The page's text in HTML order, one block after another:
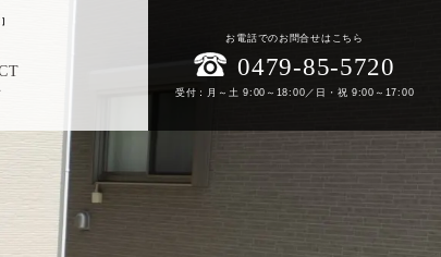
お電話でのお問合せはこちら
0479-85-5720
受付：月～土 9:00～18:00／日・祝 9:00～17:00